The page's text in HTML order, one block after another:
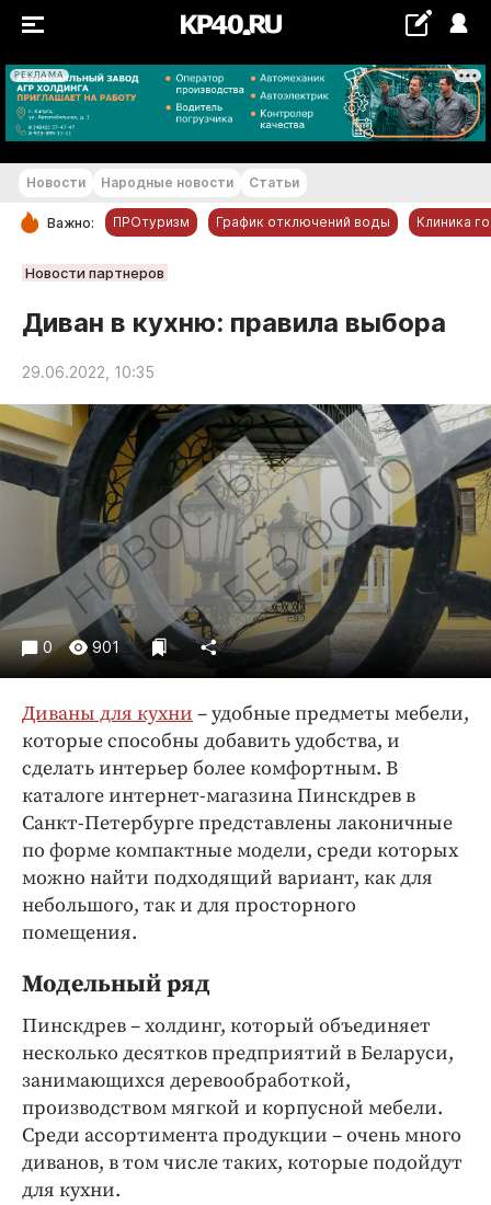
РЕКЛАМА
+21...+22 °С
РУБРИКИ
Новости компаний
Статьи
Народные новости
Авто и транспорт
Благоустройство
Криминал
Культура
Недвижимость и ЖКХ
Образование
Общество
Погода
Происшествия
Спорт
Экономика и бизнес
ПРОЕКТЫ
Блоги
Издания
Интересное чтиво
Клиника года
Бренд года
Работодатель года
Новости Народные новости Статьи
Важно: ПРОтуризм График отключений воды Клиника
Новости партнеров
Диван в кухню: правила выбора
29.06.2022, 10:35
0 901
Диваны для кухни – удобные предметы мебели,
которые способны добавить удобства, и
сделать интерьер более комфортным. В
каталоге интернет-магазина Пинскдрев в
Санкт-Петербурге представлены лаконичные
по форме компактные модели, среди которых
можно найти подходящий вариант, как для
небольшого, так и для просторного
помещения.
Модельный ряд
Пинскдрев – холдинг, который объединяет
несколько десятков предприятий в Беларуси,
занимающихся деревообработкой,
производством мягкой и корпусной мебели.
Среди ассортимента продукции – очень много
диванов, в том числе таких, которые подойдут
для кухни.